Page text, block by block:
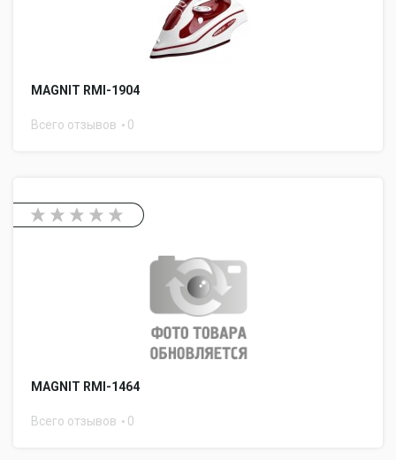
MAGNIT RMI-1904
Всего отзывов 0
MAGNIT RMI-1464
Всего отзывов 0